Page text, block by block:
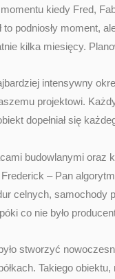
kiedy Fred,
to podniosły moment,
kilka miesięcy.
intensywny
projektowi.
dopełniał się
budowlanymi oraz
– Pan
celnych, samochody
co nie było
stworzyć
Takiego